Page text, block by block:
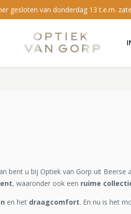
gesloten van donderdag 13 t.e.m.
bent u bij Optiek van Gorp uit Beerse
, waaronder ook een ruime
en het draagcomfort. En nu is het